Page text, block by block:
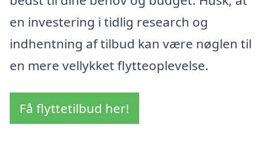
en investering i tidlig research og
indhentning af tilbud kan være nøglen til
en mere vellykket flytteoplevelse.
Få flyttetilbud her!